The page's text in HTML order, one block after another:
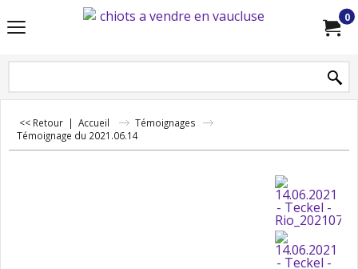
0
<< Retour | Accueil
Témoignages
Témoignage du 2021.06.14